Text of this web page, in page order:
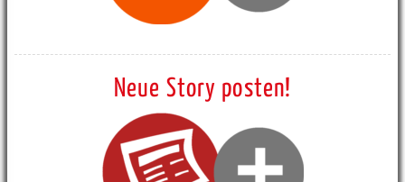
Neue Story posten!